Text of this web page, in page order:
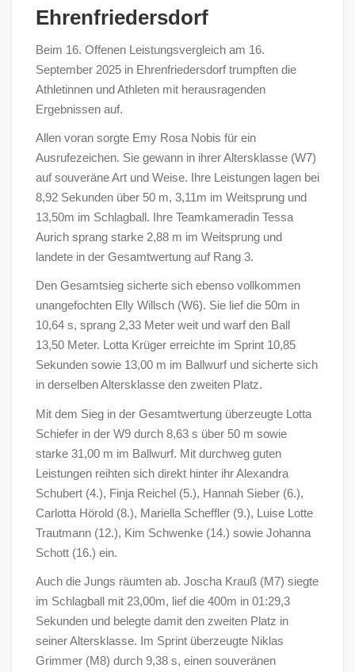
Ehrenfriedersdorf
Beim 16. Offenen Leistungsvergleich am 16.
September 2025 in Ehrenfriedersdorf trumpften die
Athletinnen und Athleten mit herausragenden
Ergebnissen auf.
Allen voran sorgte Emy Rosa Nobis für ein
Ausrufezeichen. Sie gewann in ihrer Altersklasse (W7)
auf souveräne Art und Weise. Ihre Leistungen lagen bei
8,92 Sekunden über 50 m, 3,11m im Weitsprung und
13,50m im Schlagball. Ihre Teamkameradin Tessa
Aurich sprang starke 2,88 m im Weitsprung und
landete in der Gesamtwertung auf Rang 3.
Den Gesamtsieg sicherte sich ebenso vollkommen
unangefochten Elly Willsch (W6). Sie lief die 50m in
10,64 s, sprang 2,33 Meter weit und warf den Ball
13,50 Meter. Lotta Krüger erreichte im Sprint 10,85
Sekunden sowie 13,00 m im Ballwurf und sicherte sich
in derselben Altersklasse den zweiten Platz.
Mit dem Sieg in der Gesamtwertung überzeugte Lotta
Schiefer in der W9 durch 8,63 s über 50 m sowie
starke 31,00 m im Ballwurf. Mit durchweg guten
Leistungen reihten sich direkt hinter ihr Alexandra
Schubert (4.), Finja Reichel (5.), Hannah Sieber (6.),
Carlotta Hörold (8.), Mariella Scheffler (9.), Luise Lotte
Trautmann (12.), Kim Schwenke (14.) sowie Johanna
Schott (16.) ein.
Auch die Jungs räumten ab. Joscha Krauß (M7) siegte
im Schlagball mit 23,00m, lief die 400m in 01:29,3
Sekunden und belegte damit den zweiten Platz in
seiner Altersklasse. Im Sprint überzeugte Niklas
Grimmer (M8) durch 9,38 s, einen souveränen